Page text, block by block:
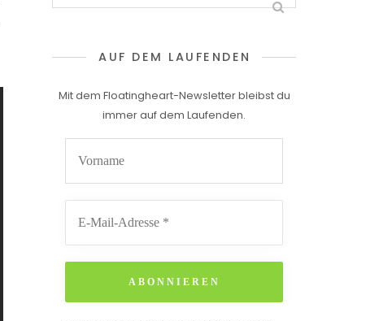
AUF DEM LAUFENDEN
Mit dem Floatingheart-Newsletter bleibst du
immer auf dem Laufenden.